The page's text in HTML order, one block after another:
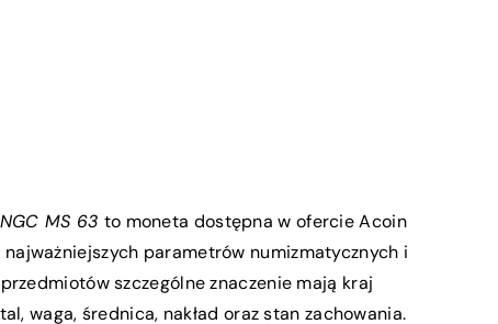
MS 63 to moneta dostępna w ofercie Acoin
parametrów numizmatycznych i
szczególne znaczenie mają kraj
waga, średnica, nakład oraz stan zachowania.